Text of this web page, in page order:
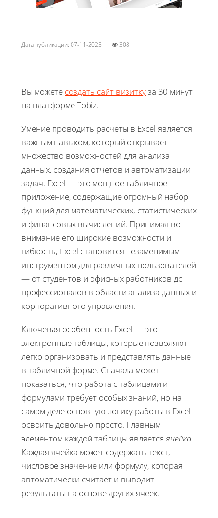
Дата публикации: 07-11-2025 308
Вы можете создать сайт визиткуза 30 минут
на платформе Tobiz.
Умение проводить расчеты в Excel является
важным навыком, который открывает
множество возможностей для анализа
данных, создания отчетов и автоматизации
задач. Excel — это мощное табличное
приложение, содержащие огромный набор
функций для математических, статистических
и финансовых вычислений. Принимая во
внимание его широкие возможности и
гибкость, Excel становится незаменимым
инструментом для различных пользователей
— от студентов и офисных работников до
профессионалов в области анализа данных и
корпоративного управления.
Ключевая особенность Excel — это
электронные таблицы, которые позволяют
легко организовать и представлять данные
в табличной форме. Сначала может
показаться, что работа с таблицами и
формулами требует особых знаний, но на
самом деле основную логику работы в Excel
освоить довольно просто. Главным
элементом каждой таблицы являетсяячейка.
Каждая ячейка может содержать текст,
числовое значение или формулу, которая
автоматически считает и выводит
результаты на основе других ячеек.